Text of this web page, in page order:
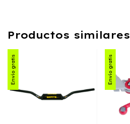
Productos similares
Envío gratis Envío gratis